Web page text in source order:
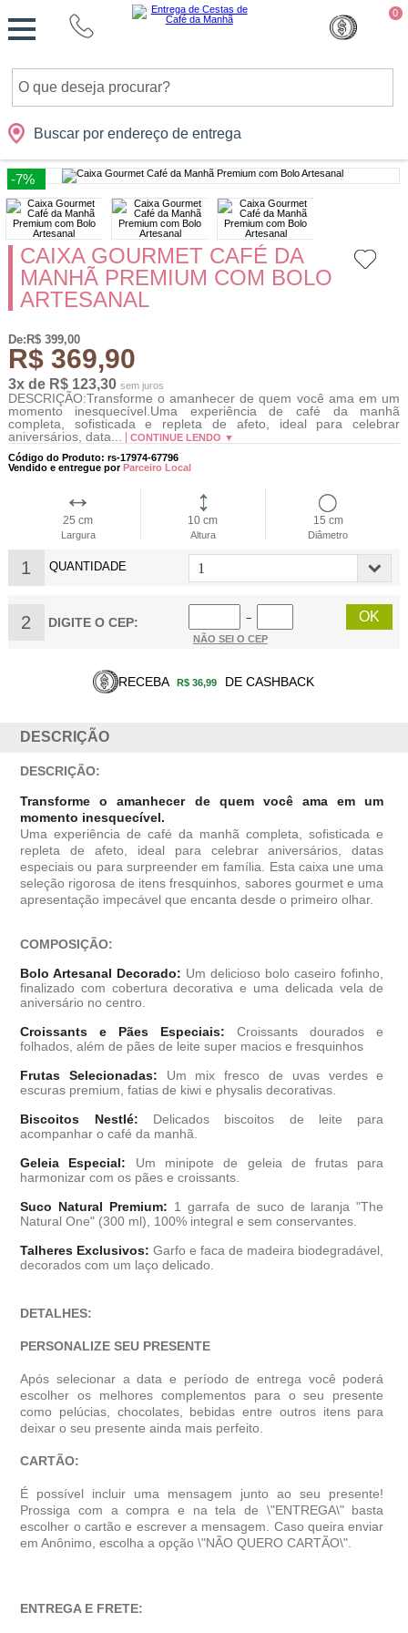
0
Buscar por endereço de entrega
Cidades Presentes Datas Shopping
Monte
sua
-7%
CAIXA GOURMET CAFÉ DA
MANHÃ PREMIUM COM BOLO
ARTESANAL
De:R$ 399,00
R$ 369,90
3x de R$ 123,30 sem juros
DESCRIÇÃO:Transforme o amanhecer de quem você ama em um
momento inesquecível.Uma experiência de café da manh
completa, sofisticada e repleta de afeto, ideal para celebrar
aniversários, data...
CONTINUE LENDO ▼
Código do Produto: rs-17974-67796
Vendido e entregue porParceiro Local
25 cm
Largura
10 cm
Altura
15 cm
Diâmetro
1 QUANTIDADE
2 DIGITE O CEP:
−
NÃO SEI O CEP
RECEBA R$ 36,99 DE CASHBACK
DESCRIÇÃO
DESCRIÇÃO:
Transforme o amanhecer de quem você ama em um
momento inesquecível.
Uma experiência de café da manhã completa, sofisticada e
repleta de afeto, ideal para celebrar aniversários, datas
especiais ou para surpreender em família. Esta caixa une uma
seleção rigorosa de itens fresquinhos, sabores gourmet e uma
apresentação impecável que encanta desde o primeiro olhar.
COMPOSIÇÃO:
Bolo Artesanal Decorado: Um delicioso bolo caseiro fofinho,
finalizado com cobertura decorativa e uma delicada vela de
aniversário no centro.
Croissants e Pães Especiais: Croissants dourados e
folhados, além de pães de leite super macios e fresquinhos
Frutas Selecionadas: Um mix fresco de uvas verdes e
escuras premium, fatias de kiwi e physalis decorativas.
Biscoitos Nestlé: Delicados biscoitos de leite para
acompanhar o café da manhã.
Geleia Especial: Um minipote de geleia de frutas para
harmonizar com os pães e croissants.
Suco Natural Premium: 1 garrafa de suco de laranja "The
Natural One" (300 ml), 100% integral e sem conservantes.
Talheres Exclusivos: Garfo e faca de madeira biodegradável,
decorados com um laço delicado.
DETALHES:
PERSONALIZE SEU PRESENTE
Após selecionar a data e período de entrega você poder
escolher os melhores complementos para o seu presente
como pelúcias, chocolates, bebidas entre outros itens para
deixar o seu presente ainda mais perfeito.
CARTÃO:
É possível incluir uma mensagem junto ao seu presente!
Prossiga com a compra e na tela de \"ENTREGA\" basta
escolher o cartão e escrever a mensagem. Caso queira enviar
em Anônimo, escolha a opção \"NÃO QUERO CARTÃO\".
ENTREGA E FRETE: